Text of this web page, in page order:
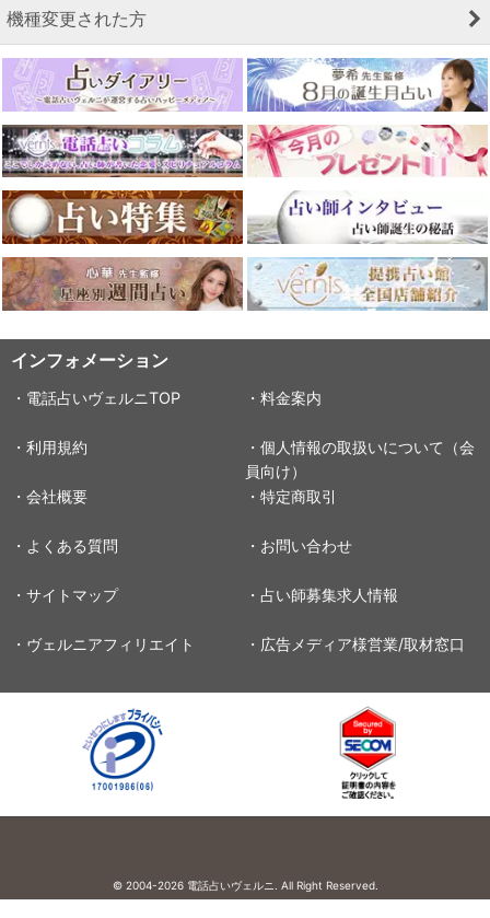
機種変更された方
インフォメーション
・電話占いヴェルニTOP ・料金案内
・利用規約
・個人情報の取扱いについて（会
員向け）
・会社概要
・特定商取引
・よくある質問 ・お問い合わせ
・サイトマップ ・占い師募集求人情報
・ヴェルニアフィリエイト ・広告メディア様営業/取材窓口
© 2004-2026 電話占いヴェルニ. All Right Reserved.